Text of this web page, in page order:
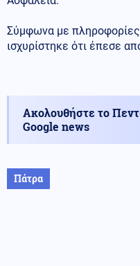
Σύμφωνα με
ισχυρίστηκε ότι έπεσε
Ακολουθήστε το
Google news
Πάτρα